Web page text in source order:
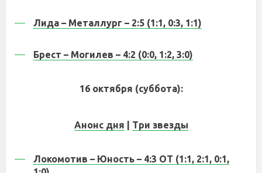
Лида – Металлург – 2:5 (1:1, 0:3, 1:1)
Брест – Могилев – 4:2 (0:0, 1:2, 3:0)
16 октября (суббота):
Анонс дня Три звезды
Локомотив – Юность – 4:3 ОТ (1:1, 2:1, 0:1,